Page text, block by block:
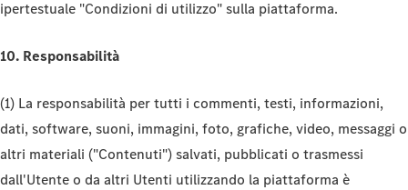
ipertestuale "Condizioni di utilizzo" sulla piattaforma.
10. Responsabilità
(1) La responsabilità per tutti i commenti, testi, informazioni,
dati, software, suoni, immagini, foto, grafiche, video, messaggi o
altri materiali ("Contenuti") salvati, pubblicati o trasmessi
dall'Utente o da altri Utenti utilizzando la piattaforma è